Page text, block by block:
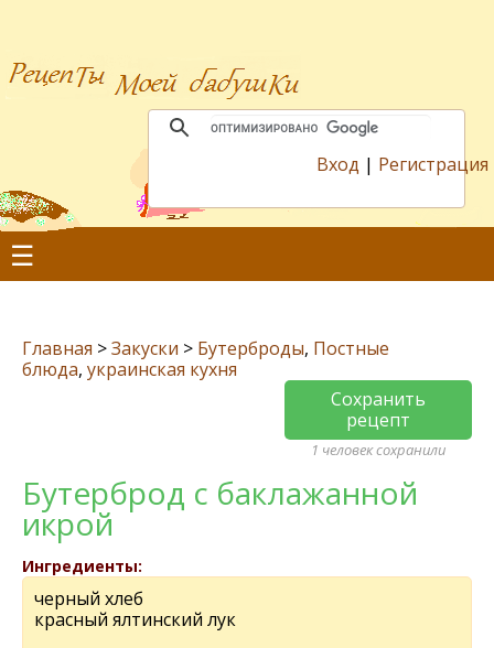
Вход | Регистрация
☰
Главная >Закуски > Бутерброды, Постные
блюда, украинская кухня
Сохранить
рецепт
1 человек сохранили
Бутерброд с баклажанной
икрой
Ингредиенты:
черный хлеб
красный ялтинский лук